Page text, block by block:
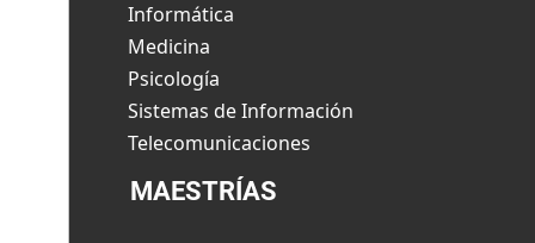
Informática
Medicina
Psicología
Sistemas de Información
Telecomunicaciones
MAESTRÍAS